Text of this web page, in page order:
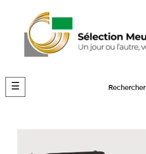
Basculer
la
☰ Rechercher